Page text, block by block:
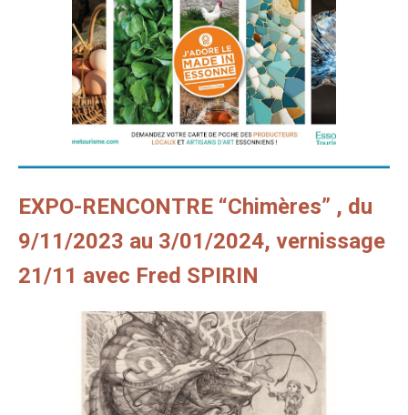
EXPO-RENCONTRE “Chimères” , du
9/11/2023 au 3/01/2024, vernissage
21/11 avec Fred SPIRIN